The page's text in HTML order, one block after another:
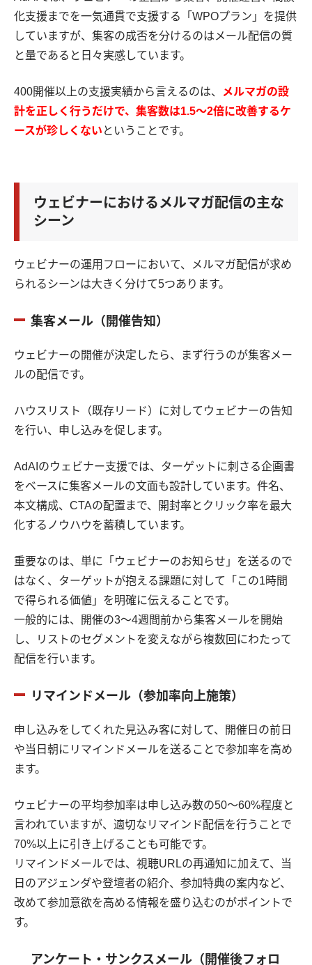
化支援までを一気通貫で支援する「WPOプラン」を提供
していますが、集客の成否を分けるのはメール配信の質
と量であると日々実感しています。
400開催以上の支援実績から言えるのは、
メルマガの設
計を正しく行うだけで、集客数は1.5〜2倍に改善するケ
ースが珍しくない ということです。
ウェビナーにおけるメルマガ配信の主な
シーン
ウェビナーの運用フローにおいて、メルマガ配信が求め
られるシーンは大きく分けて5つあります。
集客メール（開催告知）
ウェビナーの開催が決定したら、まず行うのが集客メー
ルの配信です。
ハウスリスト（既存リード）に対してウェビナーの告知
を行い、申し込みを促します。
AdAIのウェビナー支援では、ターゲットに刺さる企画書
をベースに集客メールの文面も設計しています。件名、
本文構成、CTAの配置まで、開封率とクリック率を最大
化するノウハウを蓄積しています。
重要なのは、単に「ウェビナーのお知らせ」を送るので
はなく、ターゲットが抱える課題に対して「この1時間
で得られる価値」を明確に伝えることです。
一般的には、開催の3〜4週間前から集客メールを開始
し、リストのセグメントを変えながら複数回にわたって
配信を行います。
リマインドメール（参加率向上施策）
申し込みをしてくれた見込み客に対して、開催日の前日
や当日朝にリマインドメールを送ることで参加率を高め
ます。
ウェビナーの平均参加率は申し込み数の50〜60%程度と
言われていますが、適切なリマインド配信を行うことで
70%以上に引き上げることも可能です。
リマインドメールでは、視聴URLの再通知に加えて、当
日のアジェンダや登壇者の紹介、参加特典の案内など、
改めて参加意欲を高める情報を盛り込むのがポイントで
す。
アンケート・サンクスメール（開催後フォロ